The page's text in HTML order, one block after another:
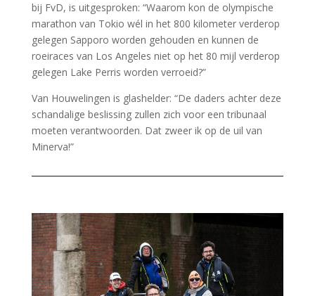
bij FvD, is uitgesproken: “Waarom kon de olympische
marathon van Tokio wél in het 800 kilometer verderop
gelegen Sapporo worden gehouden en kunnen de
roeiraces van Los Angeles niet op het 80 mijl verderop
gelegen Lake Perris worden verroeid?”
Van Houwelingen is glashelder: “De daders achter deze
schandalige beslissing zullen zich voor een tribunaal
moeten verantwoorden. Dat zweer ik op de uil van
Minerva!”